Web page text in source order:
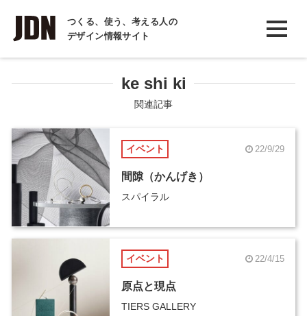
つくる、使う、考える人の
デザイン情報サイト
INTERVIEW
インタビュー
COLUMN
コラム
ke shi ki
関連記事
イベント 22/9/29
間隙（かんげき）
スパイラル
イベント 22/4/15
原点と現点
TIERS GALLERY